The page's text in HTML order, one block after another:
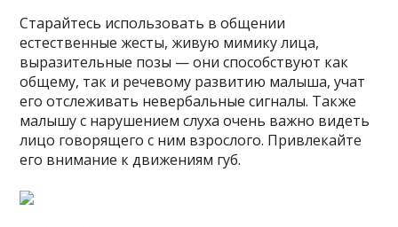
Старайтесь использовать в общении
естественные жесты, живую мимику лица,
выразительные позы — они способствуют как
общему, так и речевому развитию малыша, учат
его отслеживать невербальные сигналы. Также
малышу с нарушением слуха очень важно видеть
лицо говорящего с ним взрослого. Привлекайте
его внимание к движениям губ.